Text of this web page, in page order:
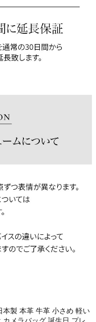
製 本革 牛革 小さめ 軽い